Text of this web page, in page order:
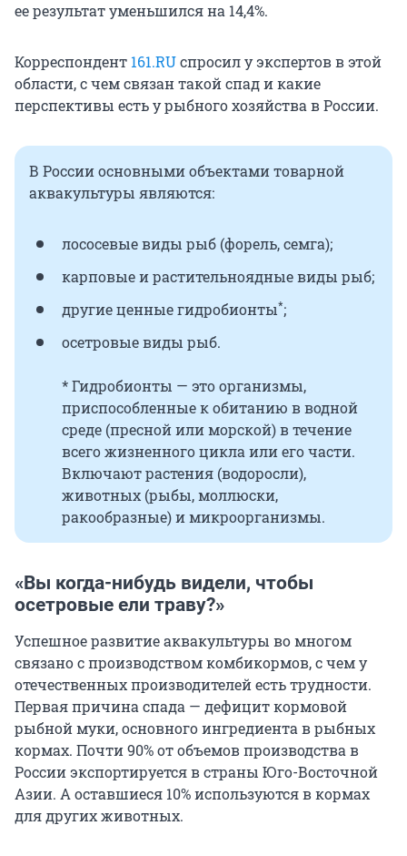
ее результат уменьшился на 14,4%.
Корреспондент 161.RUспросил у экспертов в этой
области, с чем связан такой спад и какие
перспективы есть у рыбного хозяйства в России.
В России основными объектами товарной
аквакультуры являются:
лососевые виды рыб (форель, семга);
карповые и растительноядные виды рыб;
другие ценные гидробионты*;
осетровые виды рыб.
* Гидробионты — это организмы,
приспособленные к обитанию в водной
среде (пресной или морской) в течение
всего жизненного цикла или его части.
Включают растения (водоросли),
животных (рыбы, моллюски,
ракообразные) и микроорганизмы.
«Вы когда-нибудь видели, чтобы
осетровые ели траву?»
Успешное развитие аквакультуры во многом
связано с производством комбикормов, с чем у
отечественных производителей есть трудности.
Первая причина спада — дефицит кормовой
рыбной муки, основного ингредиента в рыбных
кормах. Почти 90% от объемов производства в
России экспортируется в страны Юго-Восточной
Азии. А оставшиеся 10% используются в кормах
для других животных.